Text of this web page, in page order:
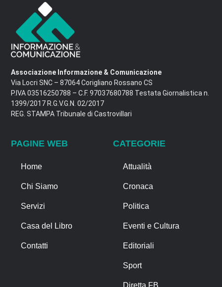
Associazione Informazione & Comunicazione
Via Locri SNC – 87064 Corigliano Rossano CS
P.IVA 03516250788 – C.F. 97037680788 Testata Giornalistica n.
1399/2017 R.G.V.G.N. 02/2017
REG. STAMPA Tribunale di Castrovillari
PAGINE WEB
Home
Chi Siamo
Servizi
Casa del Libro
Contatti
CATEGORIE
Attualità
Cronaca
Politica
Eventi e Cultura
Editoriali
Sport
Diretta FB